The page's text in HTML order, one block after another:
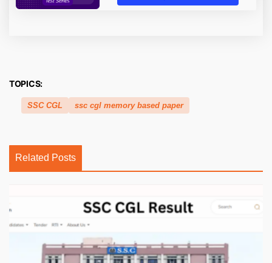
TOPICS:
SSC CGL ssc cgl memory based paper
Related Posts